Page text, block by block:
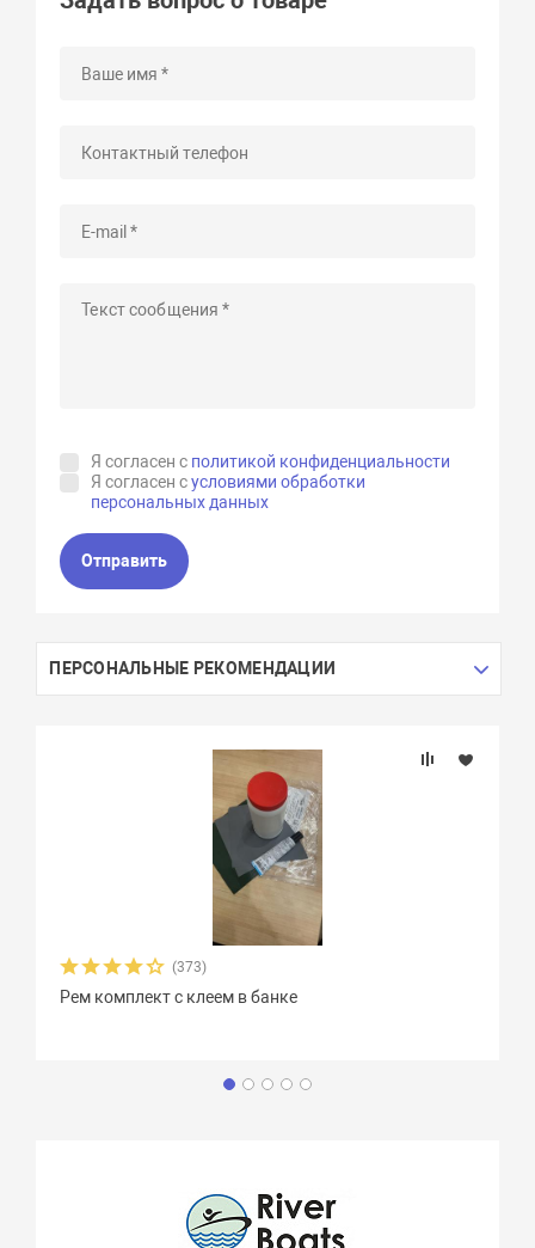
Я согласен с политикой конфиденциальности
Я согласен сусловиями обработки
персональных данных
Отправить
ПЕРСОНАЛЬНЫЕ РЕКОМЕНДАЦИИ
(373)
Рем комплект с клеем в банке